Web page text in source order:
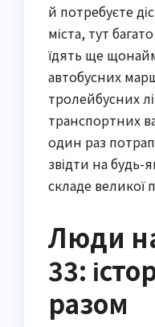
й потребуєте
міста, тут
їдять ще
автобусних
тролейбусних
транспортних
один раз
звідти на будь-
складе великої
Люди
33:
разом